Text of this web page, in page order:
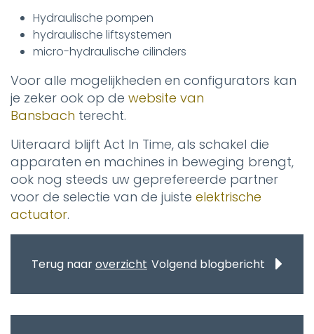
Hydraulische pompen
hydraulische liftsystemen
micro-hydraulische cilinders
Voor alle mogelijkheden en configurators kan
je zeker ook op de website van
Bansbach terecht.
Uiteraard blijft Act In Time, als schakel die
apparaten en machines in beweging brengt,
ook nog steeds uw geprefereerde partner
voor de selectie van de juiste elektrische
actuator.
Terug naaroverzicht Volgend blogbericht